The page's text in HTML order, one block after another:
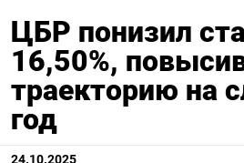
ЦБР понизил
16,50%,
траекторию на
год
24.10.2025